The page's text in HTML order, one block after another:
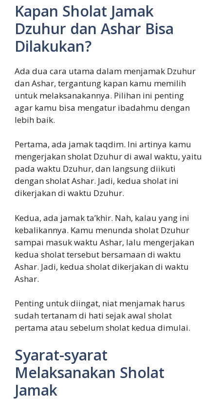
Kapan Sholat Jamak
Dzuhur dan Ashar Bisa
Dilakukan?
Ada dua cara utama dalam menjamak Dzuhur
dan Ashar, tergantung kapan kamu memilih
untuk melaksanakannya. Pilihan ini penting
agar kamu bisa mengatur ibadahmu dengan
lebih baik.
Pertama, ada jamak taqdim. Ini artinya kamu
mengerjakan sholat Dzuhur di awal waktu, yaitu
pada waktu Dzuhur, dan langsung diikuti
dengan sholat Ashar. Jadi, kedua sholat ini
dikerjakan di waktu Dzuhur.
Kedua, ada jamak ta’khir. Nah, kalau yang ini
kebalikannya. Kamu menunda sholat Dzuhur
sampai masuk waktu Ashar, lalu mengerjakan
kedua sholat tersebut bersamaan di waktu
Ashar. Jadi, kedua sholat dikerjakan di waktu
Ashar.
Penting untuk diingat, niat menjamak harus
sudah tertanam di hati sejak awal sholat
pertama atau sebelum sholat kedua dimulai.
Syarat-syarat
Melaksanakan Sholat
Jamak